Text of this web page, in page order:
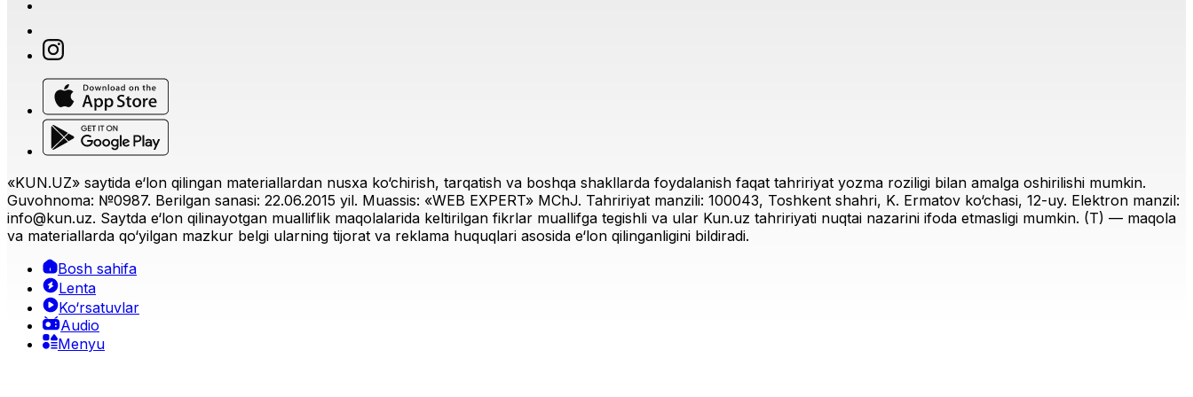
«KUN.UZ» saytida e‘lon qilingan materiallardan nusxa ko‘chirish, tarqatish va boshqa shakllarda foydalanish faqat tahririyat yozma roziligi bilan amalga oshirilishi mumkin.
Guvohnoma: №0987. Berilgan sanasi: 22.06.2015 yil. Muassis: «WEB EXPERT» MChJ. Tahririyat manzili: 100043, Toshkent shahri, K. Ermatov ko‘chasi, 12-uy. Elektron manzil:
info@kun.uz. Saytda e‘lon qilinayotgan mualliflik maqolalarida keltirilgan fikrlar muallifga tegishli va ular Kun.uz tahririyati nuqtai nazarini ifoda etmasligi mumkin. (T) — maqola
va materiallarda qo‘yilgan mazkur belgi ularning tijorat va reklama huquqlari asosida e‘lon qilinganligini bildiradi.
Bosh sahifa
Lenta
Ko‘rsatuvlar
Audio
Menyu